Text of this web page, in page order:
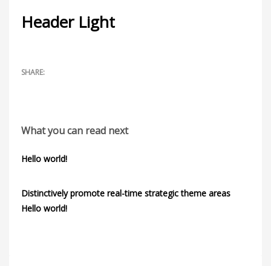
Header Light
What you can read next
Hello world!
Distinctively promote real-time strategic theme areas
Hello world!